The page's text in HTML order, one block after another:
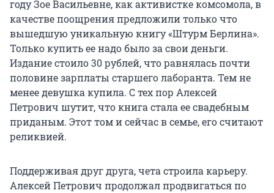
году Зое Васильевне, как активистке комсомола, в
качестве поощрения предложили только что
вышедшую уникальную книгу «Штурм Берлина».
Только купить ее надо было за свои деньги.
Издание стоило 30 рублей, что равнялась почти
половине зарплаты старшего лаборанта. Тем не
менее девушка купила. С тех пор Алексей
Петрович шутит, что книга стала ее свадебным
приданым. Этот том и сейчас в семье, его считают
реликвией.
Поддерживая друг друга, чета строила карьеру.
Алексей Петрович продолжал продвигаться по